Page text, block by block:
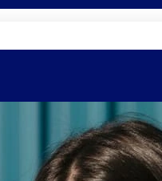
Equipe